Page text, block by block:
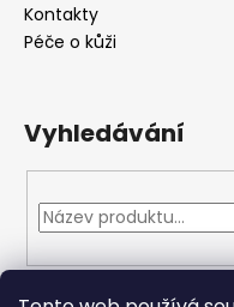
Kontakty
Péče o kůži
Vyhledávání